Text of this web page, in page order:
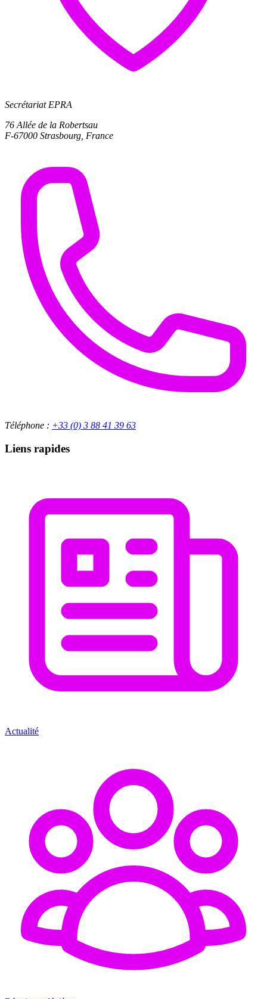
Secrétariat EPRA
76 Allée de la Robertsau
F-67000 Strasbourg, France
Téléphone : +33 (0) 3 88 41 39 63
Liens rapides
Actualité